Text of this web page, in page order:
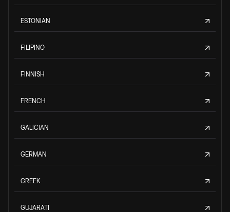
ESTONIAN
FILIPINO
FINNISH
FRENCH
GALICIAN
GERMAN
GREEK
GUJARATI